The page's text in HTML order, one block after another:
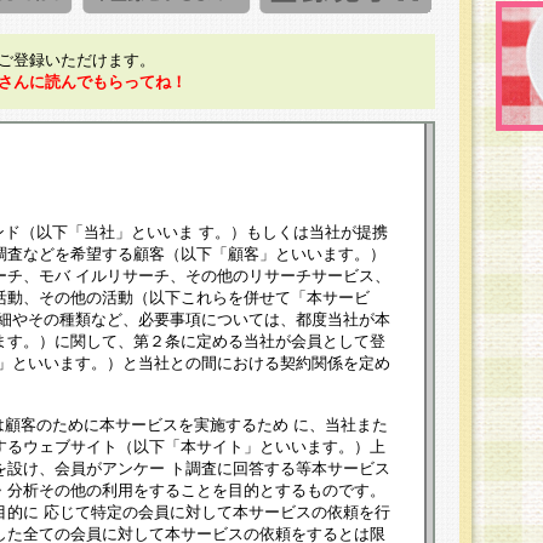
登録いただけます。
んに読んでもらってね！
（以下「当社」といいま す。）もしくは当社が提携
などを希望する顧客（以下「顧客」といいます。）
、モバ イルリサーチ、その他のリサーチサービス、
、その他の活動（以下これらを併せて「本サービ
やその種類など、必要事項については、都度当社が本
。）に関して、第２条に定める当社が会員として登
といいます。）と当社との間における契約関係を定め
客のために本サービスを実施するため に、当社また
ウェブサイト（以下「本サイト」といいます。）上
け、会員がアンケー ト調査に回答する等本サービス
析その他の利用をすることを目的とするものです。
に 応じて特定の会員に対して本サービスの依頼を行
全ての会員に対して本サービスの依頼をするとは限